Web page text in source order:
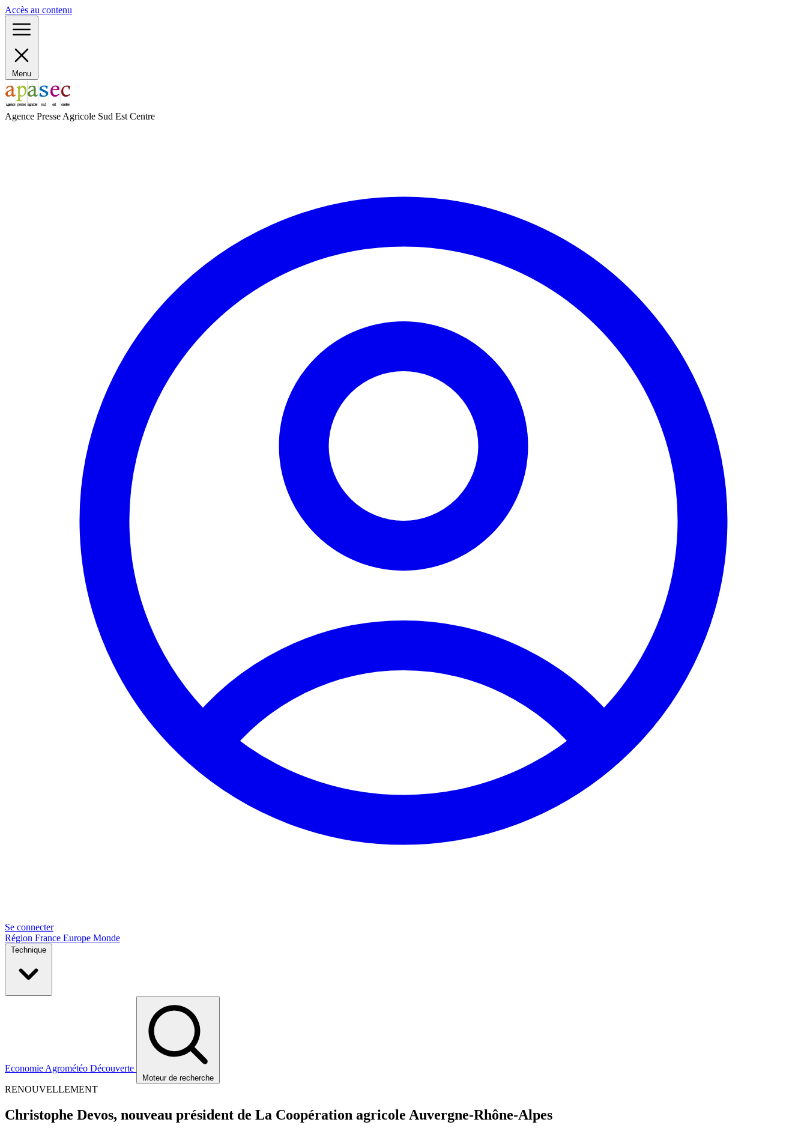
Accès au contenu
Menu
Agence Presse Agricole Sud Est Centre
Se connecter
Région France Europe Monde
Technique
Economie Agrométéo Découverte
Moteur de recherche
RENOUVELLEMENT
Christophe Devos, nouveau président de La Coopération agricole Auvergne-Rhône-Alpes
Panneau de gestion des cookies